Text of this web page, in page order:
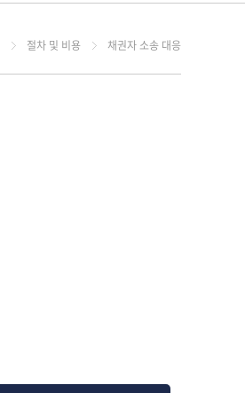
절차 및 비용 채권자 소송 대응